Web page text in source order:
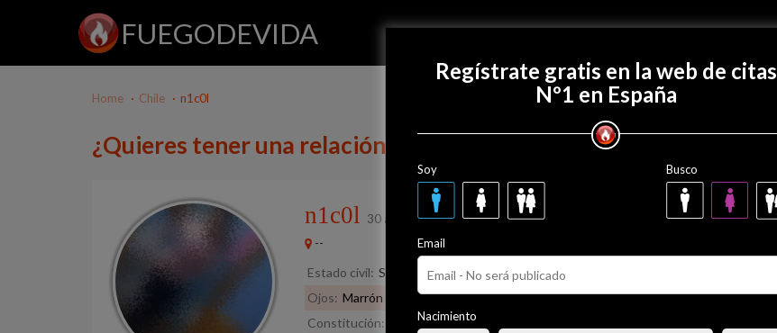
FUEGODEVIDA Regístrate gratis
Home Chile n1c0l
¿Quieres tener una relación con n1c0l?
n1c0l 30 años
--
Estado civil: Soltera
Ojos: Marrón Pelo: Morena
Constitución:
Rellena
Regístrate gratis en la web de citas
Nº1 en España
Soy Busco
Email
Nacimiento